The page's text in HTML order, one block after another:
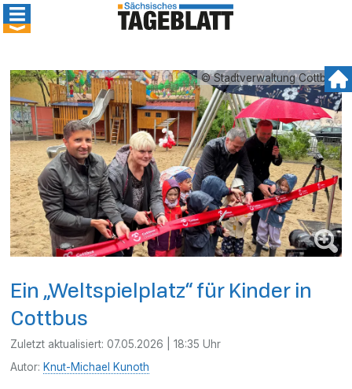
© Stadtverwaltung Cottbus
Ein „Weltspielplatz“ für Kinder in
Cottbus
Zuletzt aktualisiert:07.05.2026 | 18:35 Uhr
Autor: Knut-Michael Kunoth